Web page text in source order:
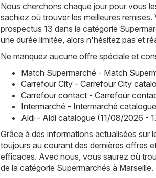
Nous cherchons chaque jour pour vous
sachiez où trouver les meilleures
prospectus 13 dans la catégorie
une durée limitée, alors n'hésitez pas et
Ne manquez aucune offre spéciale et
Match Supermarché - Match
Carrefour City - Carrefour City
Carrefour contact - Carrefour
Intermarché - Intermarché
Aldi - Aldi catalogue (11/08/2026 -
Grâce à des informations actualisées sur
toujours au courant des dernières offres
efficaces. Avec nous, vous saurez où
de la catégorie Supermarchés à Marseille.